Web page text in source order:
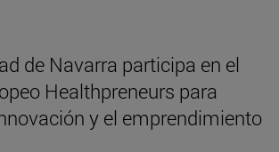
de Navarra participa en el
Healthpreneurs para
y el emprendimiento